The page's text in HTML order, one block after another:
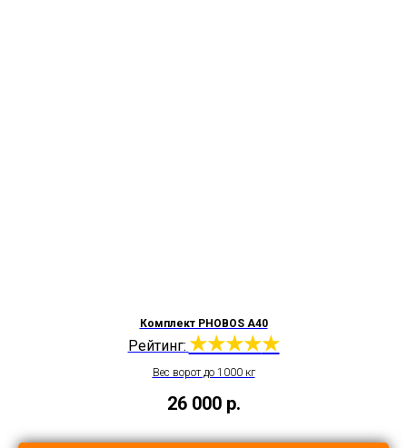
Комплект PHOBOS A40
Рейтинг: ★★★★★
Вес ворот до 1000 кг
26 000 р.